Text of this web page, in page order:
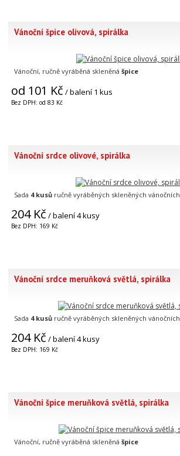
Vánoční špice olivová, spirálka
Vánoční, ručně vyráběná skleněnášpice
od 101 Kč / balení 1 kus
Bez DPH: od 83 Kč
Vánoční srdce olivové, spirálka
Sada 4 kusů ručně vyráběných skleněných vánočních
204 Kč / balení 4 kusy
Bez DPH: 169 Kč
Vánoční srdce meruňková světlá, spirálka
Sada 4 kusů ručně vyráběných skleněných vánočních
204 Kč / balení 4 kusy
Bez DPH: 169 Kč
Vánoční špice meruňková světlá, spirálka
Vánoční, ručně vyráběná skleněnášpice